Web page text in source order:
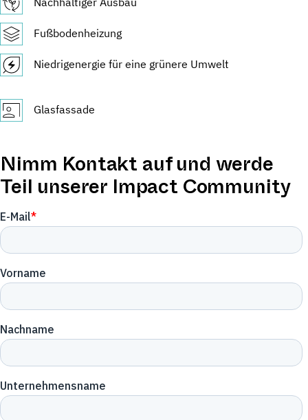
Fußbodenheizung
Niedrigenergie für eine grünere Umwelt
Glasfassade
Nimm Kontakt auf und werde
Teil unserer Impact Community